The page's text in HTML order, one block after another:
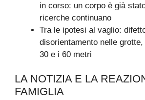
in corso: un corpo è già
ricerche continuano
Tra le ipotesi al vaglio:
disorientamento nelle
30 e i 60 metri
LA NOTIZIA E LA
FAMIGLIA